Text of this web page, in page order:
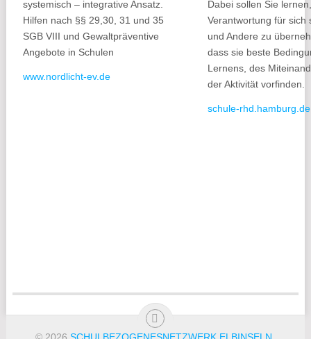
systemisch – integrative Ansatz.
Hilfen nach §§ 29,30, 31 und 35
SGB VIII und Gewaltpräventive
Angebote in Schulen
www.nordlicht-ev.de
Dabei sollen Sie lernen,
Verantwortung für sich
und Andere zu
dass sie beste
Lernens, des
der Aktivität vorfinden.
schule-rhd.hamburg.de